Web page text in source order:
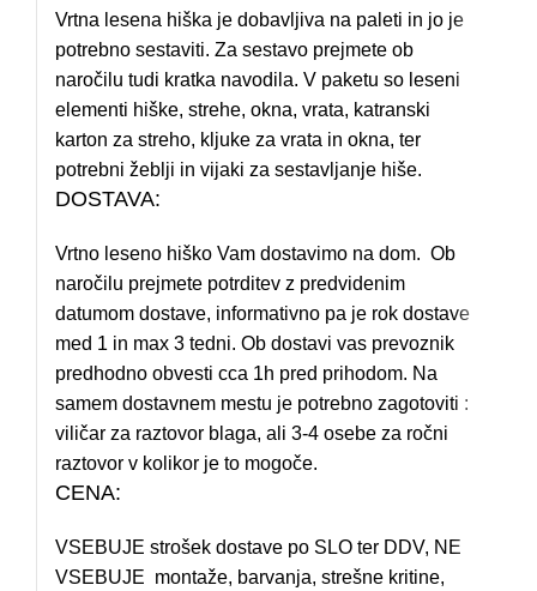
Vrtna lesena hiška je dobavljiva na paleti in jo je
potrebno sestaviti. Za sestavo prejmete ob
naročilu tudi kratka navodila. V paketu so leseni
elementi hiške, strehe, okna, vrata, katranski
karton za streho, kljuke za vrata in okna, ter
potrebni žeblji in vijaki za sestavljanje hiše.
DOSTAVA:
Vrtno leseno hiško Vam dostavimo na dom. Ob
naročilu prejmete potrditev z predvidenim
datumom dostave, informativno pa je rok dostave
med 1 in max 3 tedni. Ob dostavi vas prevoznik
predhodno obvesti cca 1h pred prihodom. Na
samem dostavnem mestu je potrebno zagotoviti :
viličar za raztovor blaga, ali 3-4 osebe za ročni
raztovor v kolikor je to mogoče.
CENA:
VSEBUJE strošek dostave po SLO ter DDV, NE
VSEBUJE montaže, barvanja, strešne kritine,